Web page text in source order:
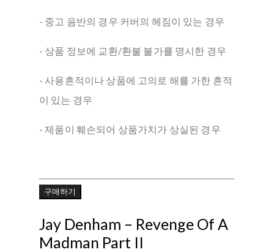
- 중고 음반의 경우 커버의 헤짐이 있는 경우
- 상품 정보에 교환/환불 불가를 명시한 경우
- 사용흔적이나 상품에 고의로 해를 가한 흔적
이 있는 경우
- 제품이 훼손되어 상품가치가 상실된 경우
구매하기
Jay Denham – Revenge Of A
Madman Part II